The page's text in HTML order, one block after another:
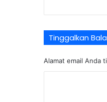
Tinggalkan
Alamat email Anda